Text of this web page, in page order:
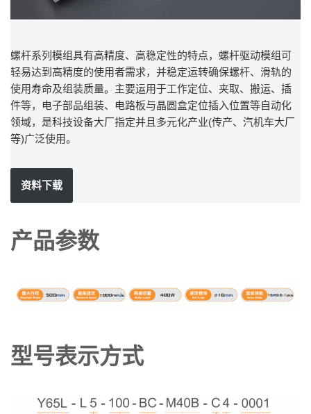
螺杆系列模组具有高精度、高稳定性的特点，螺杆驱动模组可
轻易达到高精度的使用者需求，并稳定运转确保螺杆、滑轨的
使用寿命及组装质量。主要运用于工作定位、夹取、搬运、插
件等，电子部品组装、电路板与晶圆盒定位插入位置等自动化
领域，是科技设备大厂指定并且多元化产业(传产、汽机车大厂
等)广泛使用。
资料下载
产品参数
型号表示方式